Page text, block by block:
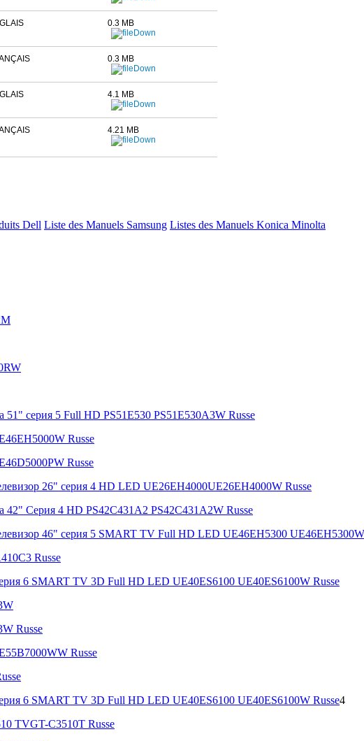
0.3 MB
0.3 MB
4.1 MB
4.21 MB
Dell Liste des Manuels Samsung Listes des Manuels Konica Minolta
cерия 5 Full HD PS51E530 PS51E530A3W Russe
Russe
Russe
26" серия 4 HD LED UE26EH4000UE26EH4000W Russe
42" Серия 4 HD PS42C431A2 PS42C431A2W Russe
46" серия 5 SMART TV Full HD LED UE46EH5300
Russe
6 SMART TV 3D Full HD LED UE40ES6100 UE40ES6100W Russe
Russe
Russe
6 SMART TV 3D Full HD LED UE40ES6100 UE40ES6100W Russe4
TVGT-C3510T Russe